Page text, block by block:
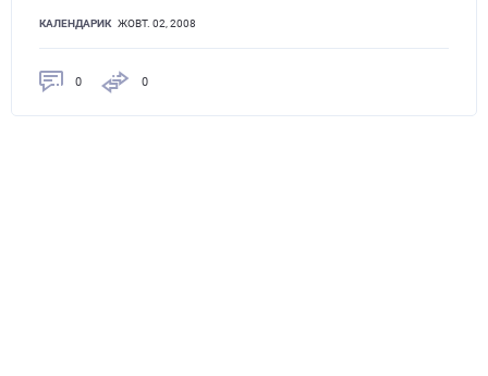
КАЛЕНДАРИК ЖОВТ. 02, 2008
0 0